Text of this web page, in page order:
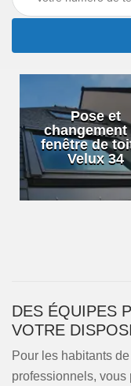
Pose et
changement
fenêtre de
Velux 34
DES ÉQUIPES
VOTRE
Pour les habitants
professionnels,